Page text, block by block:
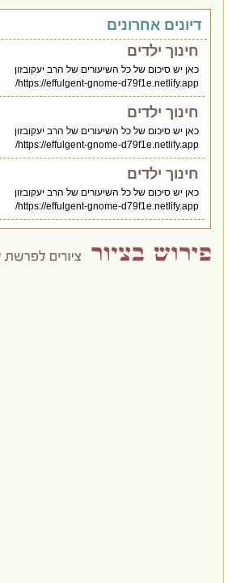
דיונים אחרונים
חינוך ילדים
כאן יש סיכום של כל השיעורים של הרב יעקובזון
https://effulgent-gnome-d79f1e.netlify.app/
חינוך ילדים
כאן יש סיכום של כל השיעורים של הרב יעקובזון
https://effulgent-gnome-d79f1e.netlify.app/
חינוך ילדים
כאן יש סיכום של כל השיעורים של הרב יעקובזון
https://effulgent-gnome-d79f1e.netlify.app/